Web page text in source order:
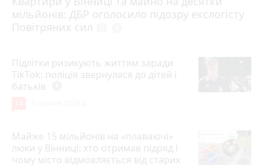
мільйонів: ДБР оголосило підозру екслогісту
Повітряних сил
Підлітки ризикують життям заради
TikTok: поліція звернулася до дітей і
батьків
Майже 15 мільйонів на «плаваючі»
люки у Вінниці: хто отримав підряд і
чому місто відмовляється від старих